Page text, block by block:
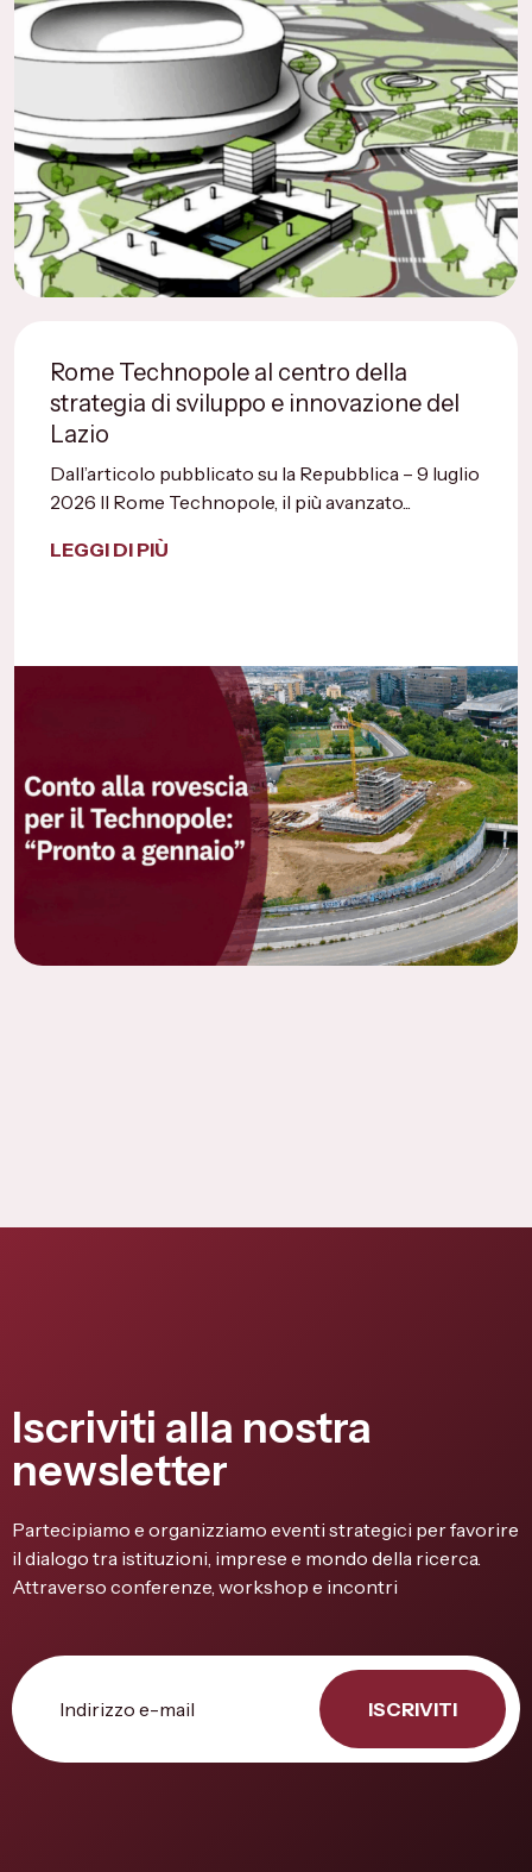
Rome Technopole al centro della
strategia di sviluppo e innovazione del
Lazio
Dall’articolo pubblicato su la Repubblica – 9 luglio
2026 Il Rome Technopole, il più avanzato...
LEGGI DI PIÙ
Iscriviti alla nostra
newsletter
Partecipiamo e organizziamo eventi strategici per favorire
il dialogo tra istituzioni, imprese e mondo della ricerca.
Attraverso conferenze, workshop e incontri
ISCRIVITI